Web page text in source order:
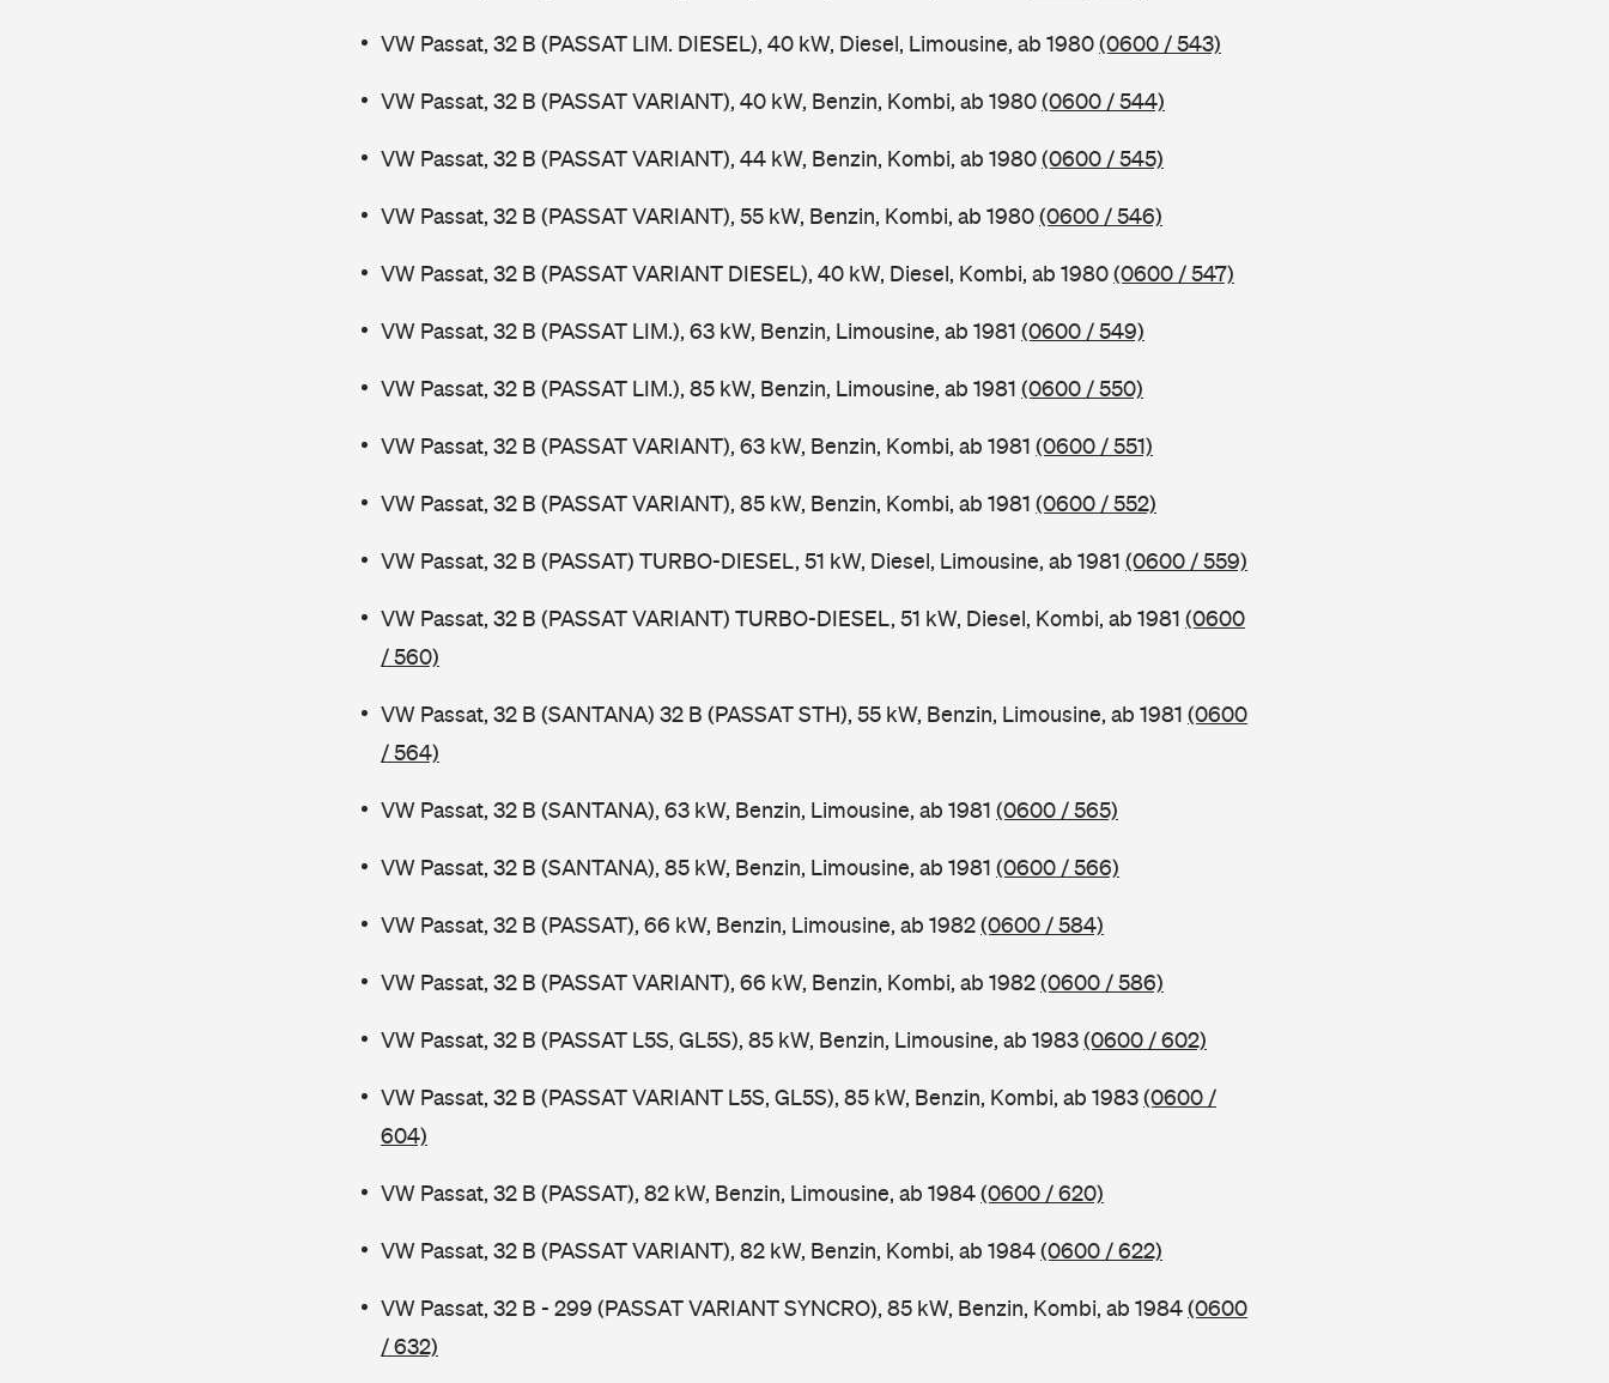
VW Passat, 32 B (PASSAT LIM. DIESEL), 40 kW, Diesel, Limousine, ab 1980(0600 / 543)
VW Passat, 32 B (PASSAT VARIANT), 40 kW, Benzin, Kombi, ab 1980(0600 / 544)
VW Passat, 32 B (PASSAT VARIANT), 44 kW, Benzin, Kombi, ab 1980(0600 / 545)
VW Passat, 32 B (PASSAT VARIANT), 55 kW, Benzin, Kombi, ab 1980(0600 / 546)
VW Passat, 32 B (PASSAT VARIANT DIESEL), 40 kW, Diesel, Kombi, ab 1980(0600 / 547)
VW Passat, 32 B (PASSAT LIM.), 63 kW, Benzin, Limousine, ab 1981 (0600 / 549)
VW Passat, 32 B (PASSAT LIM.), 85 kW, Benzin, Limousine, ab 1981 (0600 / 550)
VW Passat, 32 B (PASSAT VARIANT), 63 kW, Benzin, Kombi, ab 1981 (0600 / 551)
VW Passat, 32 B (PASSAT VARIANT), 85 kW, Benzin, Kombi, ab 1981 (0600 / 552)
VW Passat, 32 B (PASSAT) TURBO-DIESEL, 51 kW, Diesel, Limousine, ab 1981 (0600 / 559)
VW Passat, 32 B (PASSAT VARIANT) TURBO-DIESEL, 51 kW, Diesel, Kombi, ab 1981 (0600
/ 560)
VW Passat, 32 B (SANTANA) 32 B (PASSAT STH), 55 kW, Benzin, Limousine, ab 1981 (0600
/ 564)
VW Passat, 32 B (SANTANA), 63 kW, Benzin, Limousine, ab 1981 (0600 / 565)
VW Passat, 32 B (SANTANA), 85 kW, Benzin, Limousine, ab 1981 (0600 / 566)
VW Passat, 32 B (PASSAT), 66 kW, Benzin, Limousine, ab 1982(0600 / 584)
VW Passat, 32 B (PASSAT VARIANT), 66 kW, Benzin, Kombi, ab 1982(0600 / 586)
VW Passat, 32 B (PASSAT L5S, GL5S), 85 kW, Benzin, Limousine, ab 1983(0600 / 602)
VW Passat, 32 B (PASSAT VARIANT L5S, GL5S), 85 kW, Benzin, Kombi, ab 1983(0600 /
604)
VW Passat, 32 B (PASSAT), 82 kW, Benzin, Limousine, ab 1984(0600 / 620)
VW Passat, 32 B (PASSAT VARIANT), 82 kW, Benzin, Kombi, ab 1984(0600 / 622)
VW Passat, 32 B - 299 (PASSAT VARIANT SYNCRO), 85 kW, Benzin, Kombi, ab 1984(0600
/ 632)